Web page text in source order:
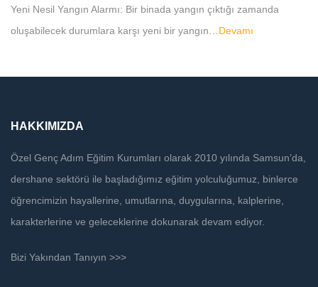
Yeni Nesil Yangın Alarmı: Bir binada yangın çıktığı zamanda
oluşabilecek durumlara karşı yeni bir yangın… Devamı
HAKKIMIZDA
Özel Genç Adım Eğitim Kurumları olarak 2010 yılında Samsun’da,
dershane sektörü ile başladığımız eğitim yolculuğumuz, binlerce
öğrencimizin hayallerine, umutlarına, duygularına, kalplerine,
karakterlerine ve geleceklerine dokunarak devam ediyor.
Bizi Yakından Tanıyın >>>